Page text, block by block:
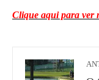
Clique aqui para ver